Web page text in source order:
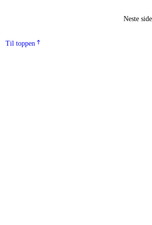
Neste side
Til toppen